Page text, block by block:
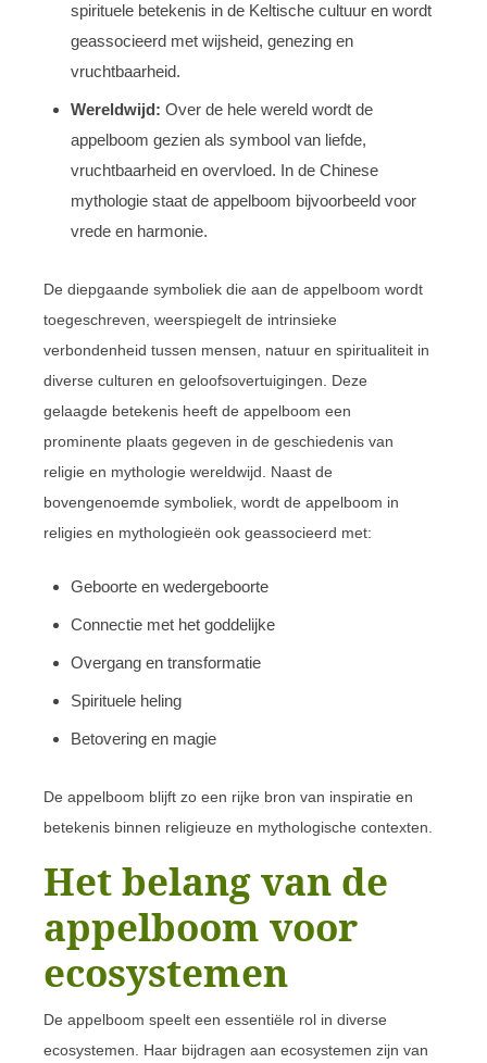
spirituele betekenis in de Keltische cultuur en wordt
geassocieerd met wijsheid, genezing en
vruchtbaarheid.
Wereldwijd: Over de hele wereld wordt de
appelboom gezien als symbool van liefde,
vruchtbaarheid en overvloed. In de Chinese
mythologie staat de appelboom bijvoorbeeld voor
vrede en harmonie.
De diepgaande symboliek die aan de appelboom wordt
toegeschreven, weerspiegelt de intrinsieke
verbondenheid tussen mensen, natuur en spiritualiteit in
diverse culturen en geloofsovertuigingen. Deze
gelaagde betekenis heeft de appelboom een
prominente plaats gegeven in de geschiedenis van
religie en mythologie wereldwijd. Naast de
bovengenoemde symboliek, wordt de appelboom in
religies en mythologieën ook geassocieerd met:
Geboorte en wedergeboorte
Connectie met het goddelijke
Overgang en transformatie
Spirituele heling
Betovering en magie
De appelboom blijft zo een rijke bron van inspiratie en
betekenis binnen religieuze en mythologische contexten.
Het belang van de
appelboom voor
ecosystemen
De appelboom speelt een essentiële rol in diverse
ecosystemen. Haar bijdragen aan ecosystemen zijn van